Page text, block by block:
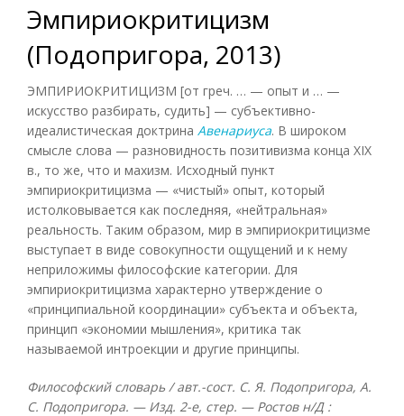
Эмпириокритицизм
(Подопригора, 2013)
ЭМПИРИОКРИТИЦИЗМ [от греч. … — опыт и … —
искусство разбирать, судить] — субъективно-
идеалистическая доктрина Авенариуса. В широком
смысле слова — разновидность позитивизма конца XIX
в., то же, что и махизм. Исходный пункт
эмпириокритицизма — «чистый» опыт, который
истолковывается как последняя, «нейтральная»
реальность. Таким образом, мир в эмпириокритицизме
выступает в виде совокупности ощущений и к нему
неприложимы философские категории. Для
эмпириокритицизма характерно утверждение о
«принципиальной координации» субъекта и объекта,
принцип «экономии мышления», критика так
называемой интроекции и другие принципы.
Философский словарь / авт.-сост. С. Я. Подопригора, А.
С. Подопригора. — Изд. 2-е, стер. — Ростов н/Д :